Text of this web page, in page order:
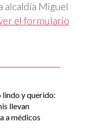
alcaldía Miguel
el formulario
y querido:
llevan
a médicos